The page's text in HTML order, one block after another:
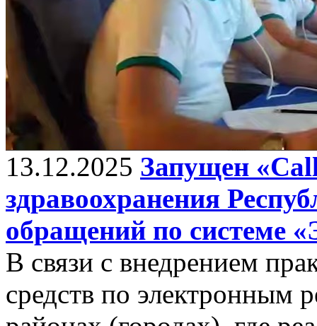
13.12.2025 Запущен
здравоохранения
обращений по системе
В связи с внедрением
средств по электронным